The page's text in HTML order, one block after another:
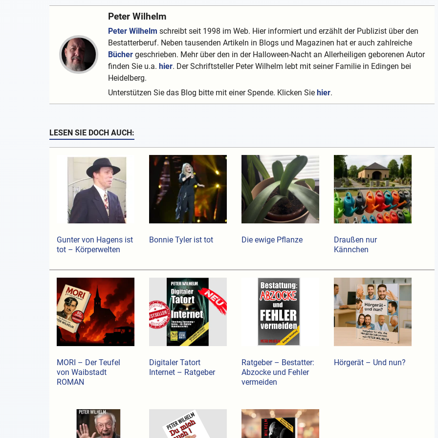
Peter Wilhelm
Peter Wilhelm schreibt seit 1998 im Web. Hier informiert und erzählt der Publizist über den
Bestatterberuf. Neben tausenden Artikeln in Blogs und Magazinen hat er auch zahlreiche
Büchergeschrieben. Mehr über den in der Halloween-Nacht an Allerheiligen geborenen Autor
finden Sie u.a. hier. Der Schriftsteller Peter Wilhelm lebt mit seiner Familie in Edingen bei
Heidelberg.
Unterstützen Sie das Blog bitte mit einer Spende. Klicken Sie hier.
LESEN SIE DOCH AUCH:
Gunter von Hagens ist
tot – Körperwelten
Bonnie Tyler ist tot Die ewige Pflanze
Draußen nur
Kännchen
MORI – Der Teufel
von Waibstadt
ROMAN
Digitaler Tatort
Internet – Ratgeber
Ratgeber – Bestatter:
Abzocke und Fehler
vermeiden
Hörgerät – Und nun?